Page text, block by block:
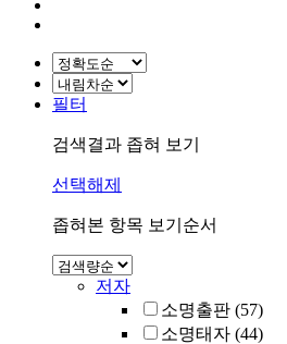
필터
검색결과 좁혀 보기
선택해제
좁혀본 항목 보기순서
저자
소명출판 (57)
소명태자 (44)